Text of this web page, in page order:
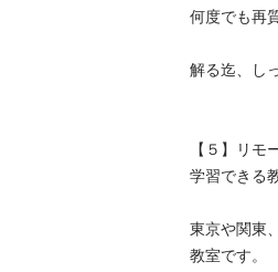
何度でも再
解る迄、し
【５】リモ
学習できる
東京や関東
教室です。